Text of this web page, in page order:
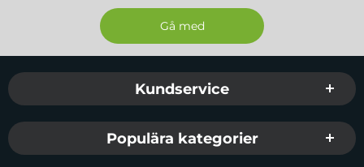
Sidfot Blandad info och länkar
Kundservice
Populära kategorier